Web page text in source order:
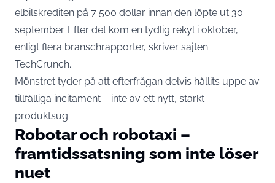
elbilskrediten på 7 500 dollar innan den löpte ut 30
september. Efter det kom en tydlig rekyl i oktober,
enligt flera branschrapporter, skriver sajten
TechCrunch.
Mönstret tyder på att efterfrågan delvis hållits uppe av
tillfälliga incitament – inte av ett nytt, starkt
produktsug.
Robotar och robotaxi –
framtidssatsning som inte löser
nuet